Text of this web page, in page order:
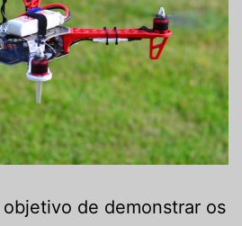
de demonstrar os